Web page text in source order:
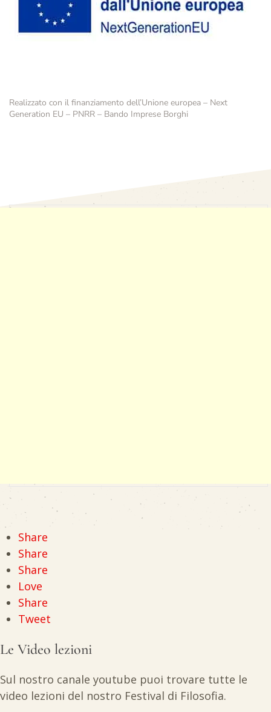
Realizzato con il finanziamento dell’Unione europea – Next
Generation EU – PNRR – Bando Imprese Borghi
Share
Share
Share
Love
Share
Tweet
Le Video lezioni
Sul nostro canale youtube puoi trovare tutte le
video lezioni del nostro Festival di Filosofia.